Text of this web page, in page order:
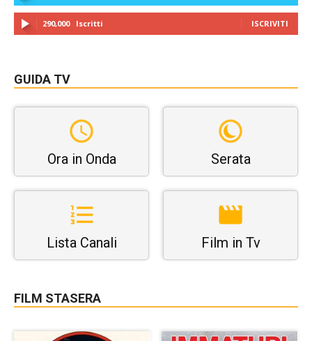
290,000 Iscritti ISCRIVITI
GUIDA TV
Ora in Onda Serata
Lista Canali Film in Tv
FILM STASERA